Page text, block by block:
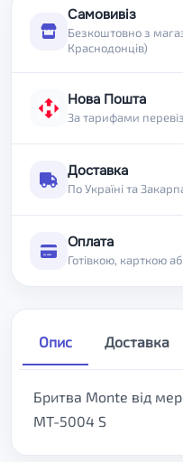
Самовивіз
Безкоштовно з
Краснодонців)
Нова Пошта
За тарифами
Доставка
По Україні та
Оплата
Готівкою, карткою
Опис Доставка
Бритва Monte від
MT-5004 S